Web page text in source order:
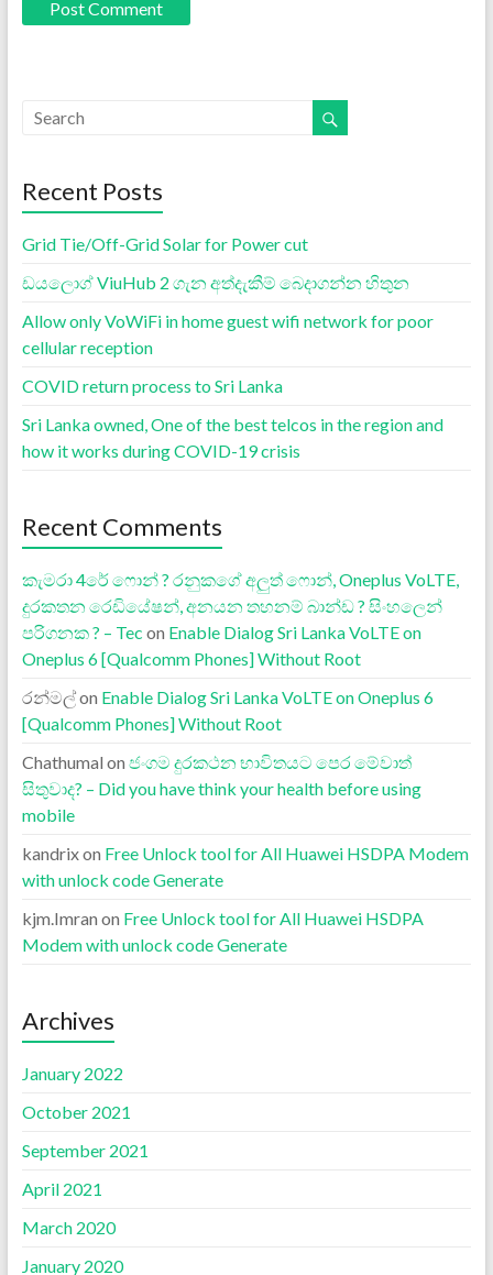
Recent Posts
Grid Tie/Off-Grid Solar for Power cut
ඩයලොග් ViuHub 2 ගැන අත්දැකීම් බෙදාගන්න හිතුන
Allow only VoWiFi in home guest wifi network for poor
cellular reception
COVID return process to Sri Lanka
Sri Lanka owned, One of the best telcos in the region and
how it works during COVID-19 crisis
Recent Comments
කැමරා 4රේ ෆොන් ? රනුකගේ අලුත් ෆොන්, Oneplus VoLTE,
දුරකතන රෙඩියේෂන්, අනයන තහනම් බාන්ඩ ? සිංහලෙන්
පරිගනක ? – Tec on Enable Dialog Sri Lanka VoLTE on
Oneplus 6 [Qualcomm Phones] Without Root
රන්මල්on Enable Dialog Sri Lanka VoLTE on Oneplus 6
[Qualcomm Phones] Without Root
Chathumal on ජංගම දුරකථන භාවිතයට පෙර මේවාත්
සිතුවාද? – Did you have think your health before using
mobile
kandrixon Free Unlock tool for All Huawei HSDPA Modem
with unlock code Generate
kjm.Imran on Free Unlock tool for All Huawei HSDPA
Modem with unlock code Generate
Archives
January 2022
October 2021
September 2021
April 2021
March 2020
January 2020